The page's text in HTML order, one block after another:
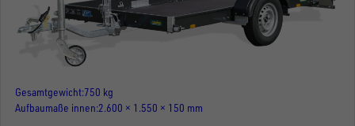
Gesamtgewicht 750 kg
Aufbaumaße innen 2.600 × 1.550 × 150 mm